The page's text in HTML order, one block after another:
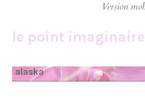
le point imaginaire
alaska